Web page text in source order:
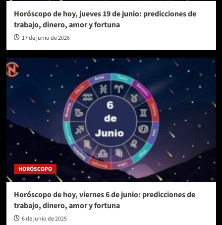
Horóscopo de hoy, jueves 19 de junio: predicciones de
trabajo, dinero, amor y fortuna
17 de junio de 2026
HORÓSCOPO
Horóscopo de hoy, viernes 6 de junio: predicciones de
trabajo, dinero, amor y fortuna
6 de junio de 2025